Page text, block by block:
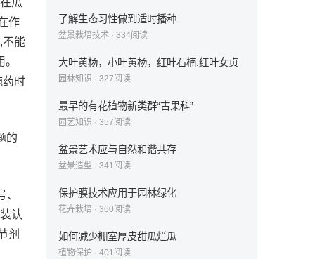
瓜
作
不能
药时
的
认
剂
了解生态习性做到适时播种
盆景栽培技术 · 334阅读
大叶黄杨，小叶黄杨，红叶石楠.红叶女贞
园林知识 · 327阅读
最早的有花植物新类群“古果科”
园艺知识 · 357阅读
盆景艺术应与自然和谐共存
盆景造型 · 341阅读
保护膜技术应用于园林绿化
花卉栽培 · 360阅读
如何减少棚室厚皮甜瓜烂瓜
植物保护 · 401阅读